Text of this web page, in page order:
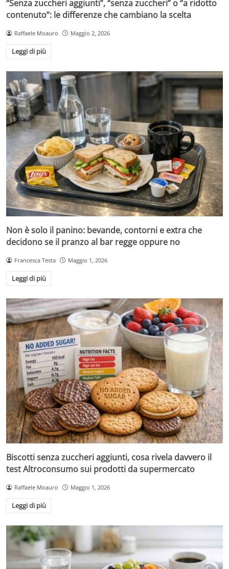
“Senza zuccheri aggiunti”, “senza zuccheri” o “a ridotto
contenuto”: le differenze che cambiano la scelta
Raffaele Moauro Maggio 2, 2026
Leggi di più
Non è solo il panino: bevande, contorni e extra che
decidono se il pranzo al bar regge oppure no
Francesca Testa Maggio 1, 2026
Leggi di più
Biscotti senza zuccheri aggiunti, cosa rivela davvero il
test Altroconsumo sui prodotti da supermercato
Raffaele Moauro Maggio 1, 2026
Leggi di più